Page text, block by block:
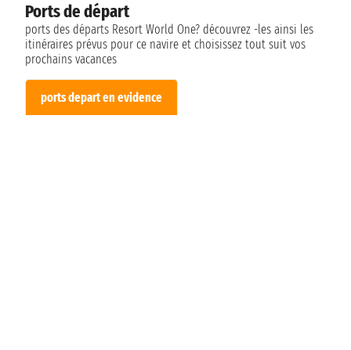
Ports de départ
ports des départs Resort World One? découvrez -les ainsi les
itinéraires prévus pour ce navire et choisissez tout suit vos
prochains vacances
ports depart en evidence